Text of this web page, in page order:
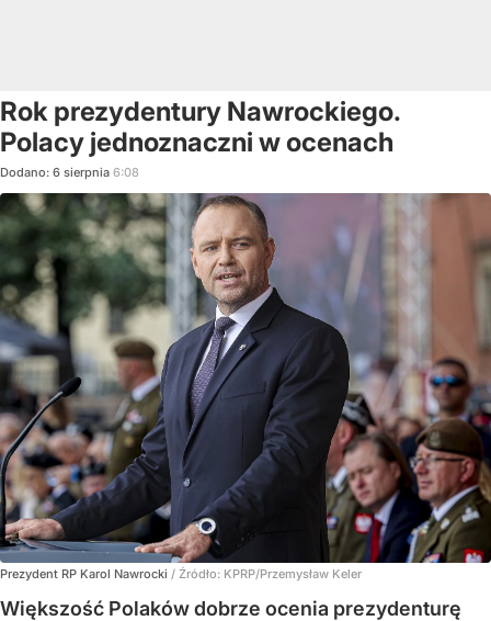
Rok prezydentury Nawrockiego.
Polacy jednoznaczni w ocenach
Dodano: 6 sierpnia 6:08
Prezydent RP Karol Nawrocki / Źródło: KPRP/Przemysław Keler
Większość Polaków dobrze ocenia prezydenturę